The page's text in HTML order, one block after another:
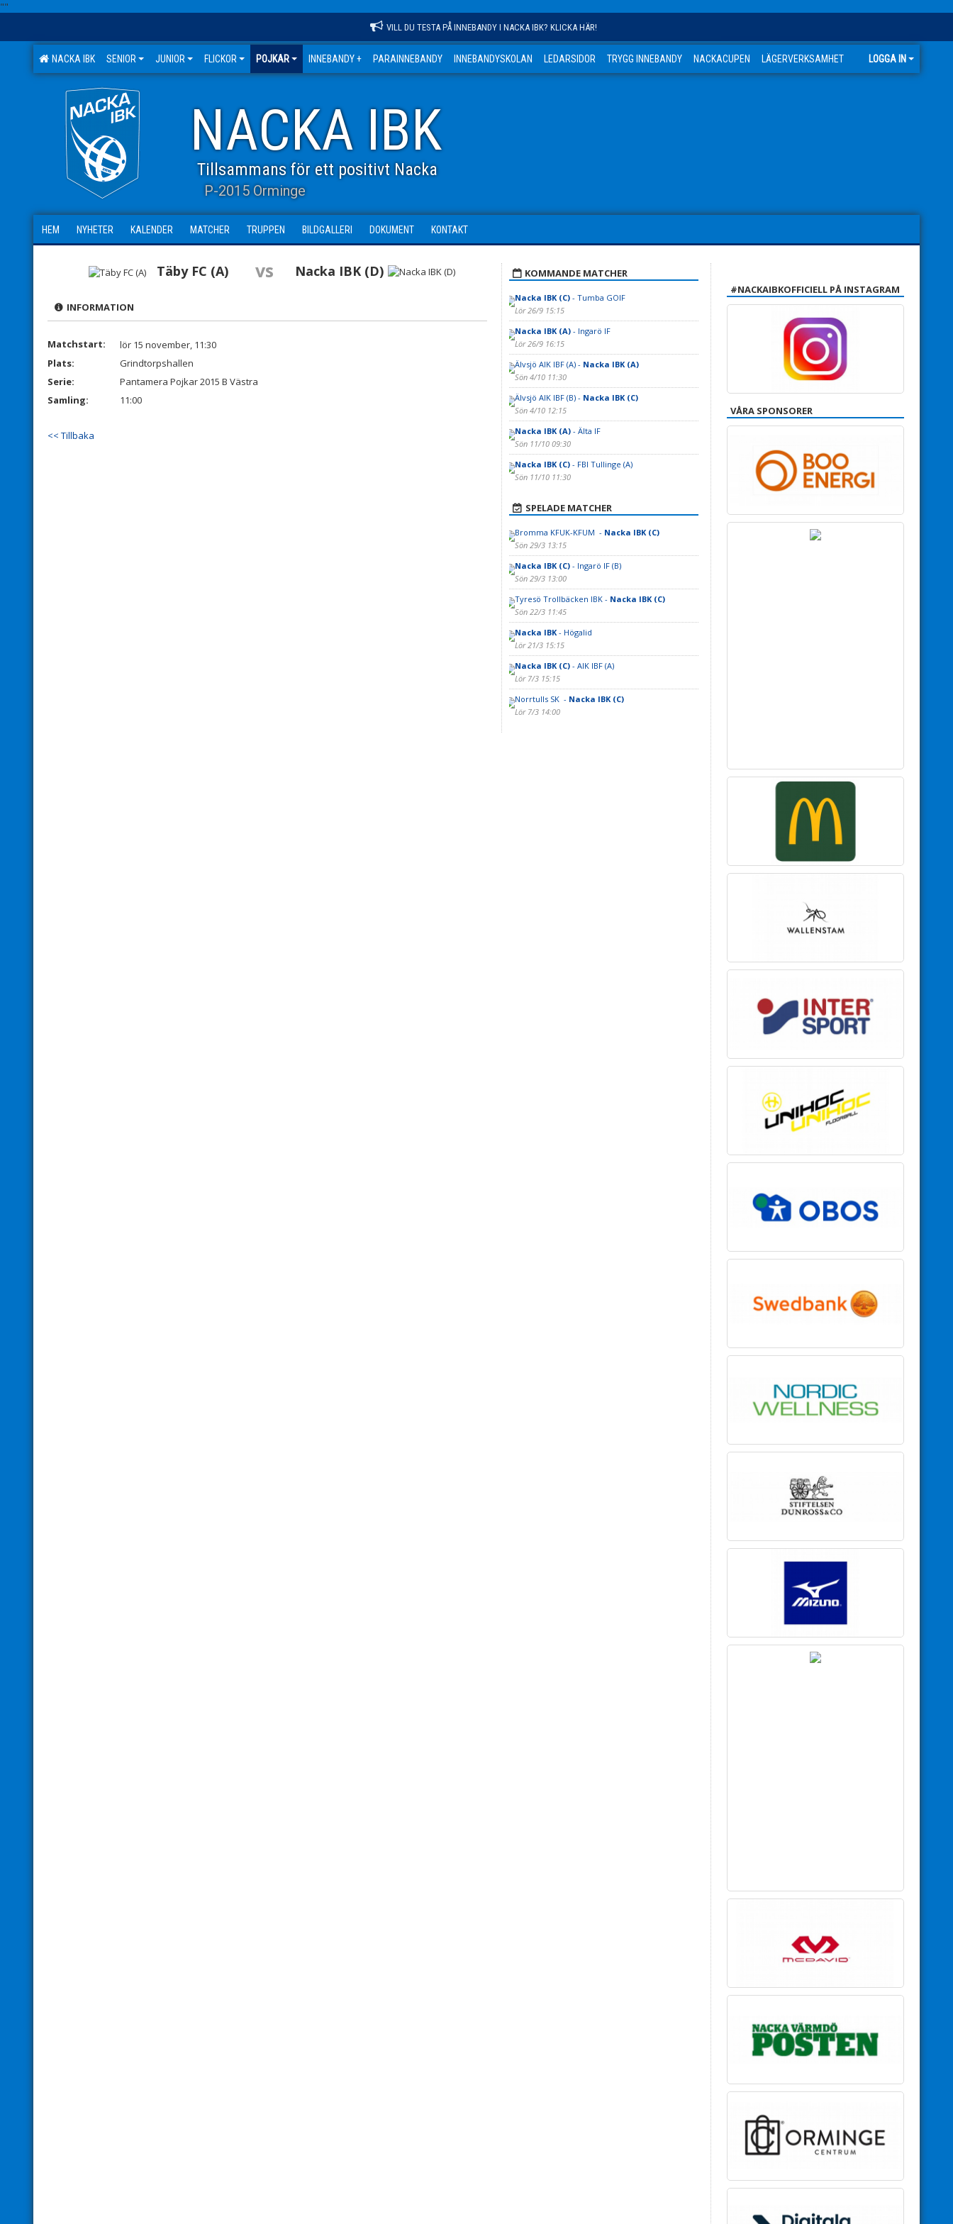
""
VILL DU TESTA PÅ INNEBANDY I NACKA IBK? KLICKA HÄR!
NACKA IBK SENIOR JUNIOR FLICKOR POJKAR INNEBANDY + PARAINNEBANDY INNEBANDYSKOLAN LEDARSIDOR TRYGG INNEBANDY NACKACUPEN LÄGERVERKSAMHET LOGGA IN
NACKA IBK
Tillsammans för ett positivt Nacka
P-2015 Orminge
HEM NYHETER KALENDER MATCHER TRUPPEN BILDGALLERI DOKUMENT KONTAKT
Täby FC (A) vs Nacka IBK (D)
INFORMATION
Matchstart:
lör 15 november, 11:30
Plats:
Grindtorpshallen
Serie:
Pantamera Pojkar 2015 B Västra
Samling:
11:00
<< Tillbaka
KOMMANDE MATCHER
Nacka IBK (C)- Tumba GOIF
Lör 26/9 15:15
Nacka IBK (A)- Ingarö IF
Lör 26/9 16:15
Älvsjö AIK IBF (A) - Nacka IBK (A)
Sön 4/10 11:30
Älvsjö AIK IBF (B) - Nacka IBK (C)
Sön 4/10 12:15
Nacka IBK (A)- Älta IF
Sön 11/10 09:30
Nacka IBK (C)- FBI Tullinge (A)
Sön 11/10 11:30
SPELADE MATCHER
Bromma KFUK-KFUM - Nacka IBK (C)
Sön 29/3 13:15
Nacka IBK (C)- Ingarö IF (B)
Sön 29/3 13:00
Tyresö Trollbäcken IBK - Nacka IBK (C)
Sön 22/3 11:45
Nacka IBK- Högalid
Lör 21/3 15:15
Nacka IBK (C)- AIK IBF (A)
Lör 7/3 15:15
Norrtulls SK - Nacka IBK (C)
Lör 7/3 14:00
#NACKAIBKOFFICIELL PÅ INSTAGRAM
VÅRA SPONSORER